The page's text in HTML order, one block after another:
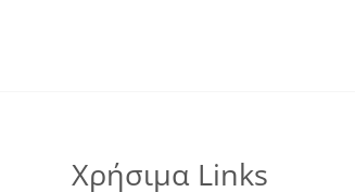
Χρήσιμα Links